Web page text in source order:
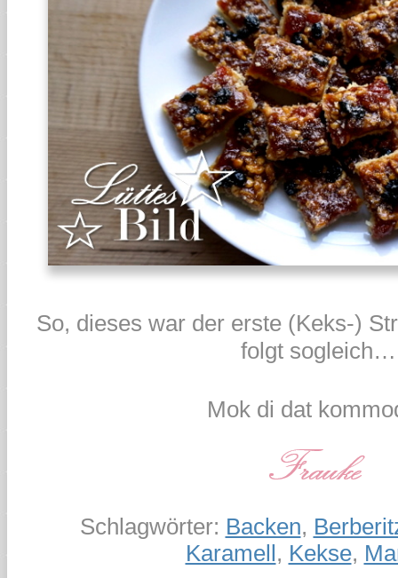
So, dieses war der erste (Keks-)
folgt sogleich…
Mok di dat
Schlagwörter: Backen,
Karamell, Kekse,